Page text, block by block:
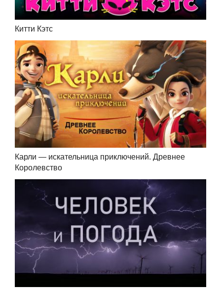
Китти Кэтс
Карли — искательница приключений. Древнее
Королевство